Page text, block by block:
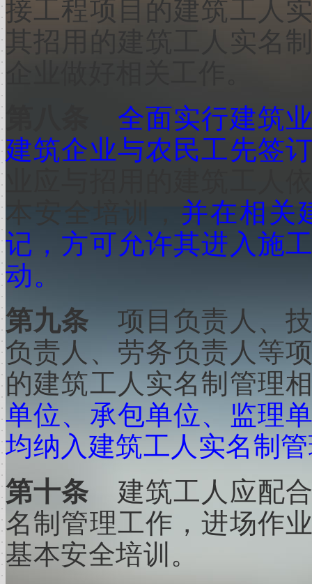
接工程项目的建筑工人
其招用的建筑工人实名
全面实行建筑
建筑企业与农民工先签
本安全培训， 并在相关
记，方可允许其进入施
动。
第九条 项目负责人、
负责人、劳务负责人等
的建筑工人实名制管理
单位、承包单位、监理
均纳入建筑工人实名制
第十条 建筑工人应配
名制管理工作，进场作
基本安全培训。